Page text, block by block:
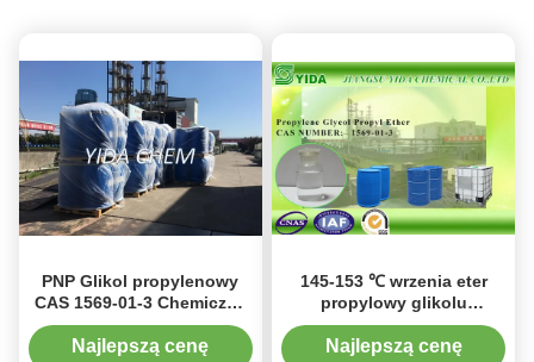
PNP Glikol propylenowy
CAS 1569-01-3 Chemiczny
środek pomocniczy
Najlepszą cenę
145-153 ℃ wrzenia eter
propylowy glikolu
propylenowego 1-
propoksy-2-propanol
Najlepszą cenę